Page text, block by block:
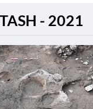
- 2021